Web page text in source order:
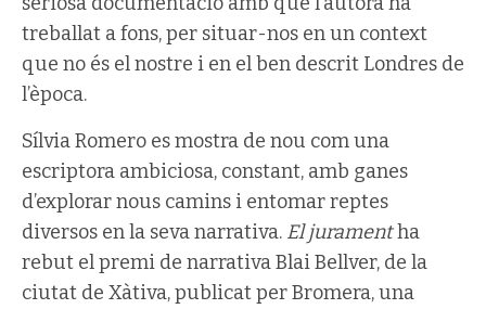
treballat a fons, per situar-nos en un context
que no és el nostre i en el ben descrit Londres de
l’època.
Sílvia Romero es mostra de nou com una
escriptora ambiciosa, constant, amb ganes
d’explorar nous camins i entomar reptes
diversos en la seva narrativa. El juramentha
rebut el premi de narrativa Blai Bellver, de la
ciutat de Xàtiva, publicat per Bromera, una